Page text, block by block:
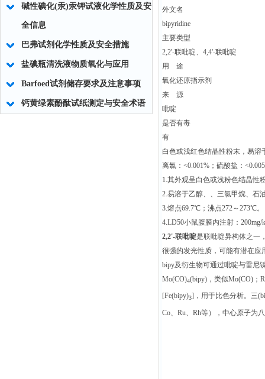
碱性碘化(汞)汞钾试液化学性质及安
全信息
巴弗试剂化学性质及安全措施
盐碘瓶清洗液物质氧化与应用
Barfoed试剂储存要求及注意事项
钙黄绿素酚酞试纸测定与安全术语
外文名
bipyridine
主要类型
2,2'-联吡啶、4,4'-联吡啶
用 途
氧化还原指示剂
来 源
吡啶
是否有毒
有
白色或浅红色结晶性粉末，易溶
离氯：<0.001%；硫酸盐：
1.其外观呈白色或浅粉色结晶性
2.易溶于乙醇、、三氯甲烷、石
3.熔点69.7℃；沸点272～273℃。
4.LD50小鼠腹膜内注射：200mg/
2,2'-联吡啶是联吡啶异构体之一
很强的发光性质，可能有潜在应
bipy及衍生物可通过吡啶与雷尼
Mo(CO)4(bipy)，类似Mo(CO)；
[Fe(bipy)3]，用于比色分析。三
Co、Ru、Rh等），中心原子为